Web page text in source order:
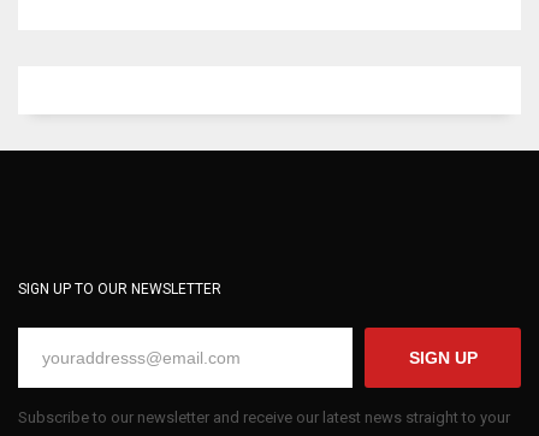
SIGN UP TO OUR NEWSLETTER
SIGN UP
Subscribe to our newsletter and receive our latest news straight to your